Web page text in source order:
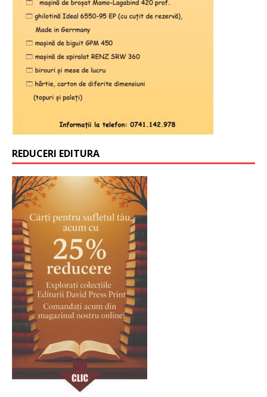
REDUCERI EDITURA